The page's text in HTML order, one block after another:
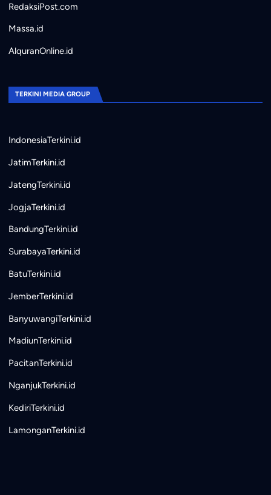
RedaksiPost.com
Massa.id
AlquranOnline.id
TERKINI MEDIA GROUP
IndonesiaTerkini.id
JatimTerkini.id
JatengTerkini.id
JogjaTerkini.id
BandungTerkini.id
SurabayaTerkini.id
BatuTerkini.id
JemberTerkini.id
BanyuwangiTerkini.id
MadiunTerkini.id
PacitanTerkini.id
NganjukTerkini.id
KediriTerkini.id
LamonganTerkini.id